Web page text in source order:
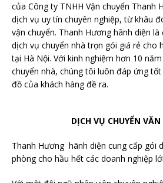
của Công ty TNHH Vận chuyển Thanh
dịch vụ uy tín chuyên nghiệp, từ khâu
vận chuyển. Thanh Hương hãnh diện
dịch vụ chuyển nhà trọn gói giá rẻ cho
tại Hà Nội. Với kinh nghiệm hơn 10
chuyển nhà, chúng tôi luôn đáp ứng
đồ của khách hàng đề ra.
DỊCH VỤ CHUYỂN
Thanh Hương hãnh diện cung cấp gói
phòng cho hầu hết các doanh nghiệp